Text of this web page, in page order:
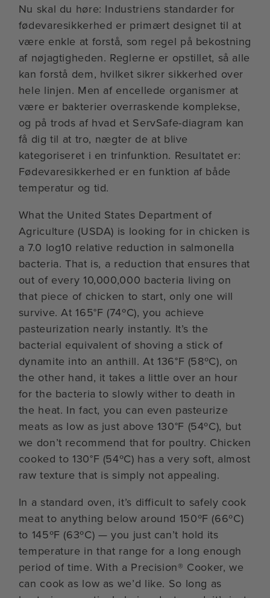
Nu skal du høre: Industriens standarder for
fødevaresikkerhed er primært designet til at
være enkle at forstå, som regel på bekostning
af nøjagtigheden. Reglerne er opstillet, så alle
kan forstå dem, hvilket sikrer sikkerhed over
hele linjen. Men af encellede organismer at
være er bakterier overraskende komplekse,
og på trods af hvad et ServSafe-diagram kan
få dig til at tro, nægter de at blive
kategoriseret i en trinfunktion. Resultatet er:
Fødevaresikkerhed er en funktion af både
temperatur og tid.
What the United States Department of
Agriculture (USDA) is looking for in chicken is
a 7.0 log10 relative reduction in salmonella
bacteria. That is, a reduction that ensures that
out of every 10,000,000 bacteria living on
that piece of chicken to start, only one will
survive. At 165°F (74ºC), you achieve
pasteurization nearly instantly. It’s the
bacterial equivalent of shoving a stick of
dynamite into an anthill. At 136°F (58ºC), on
the other hand, it takes a little over an hour
for the bacteria to slowly wither to death in
the heat. In fact, you can even pasteurize
meats as low as just above 130°F (54ºC), but
we don’t recommend that for poultry. Chicken
cooked to 130°F (54ºC) has a very soft, almost
raw texture that is simply not appealing.
In a standard oven, it’s difficult to safely cook
meat to anything below around 150ºF (66ºC)
to 145ºF (63ºC) — you just can’t hold its
temperature in that range for a long enough
period of time. With a Precision® Cooker, we
can cook as low as we’d like. So long as